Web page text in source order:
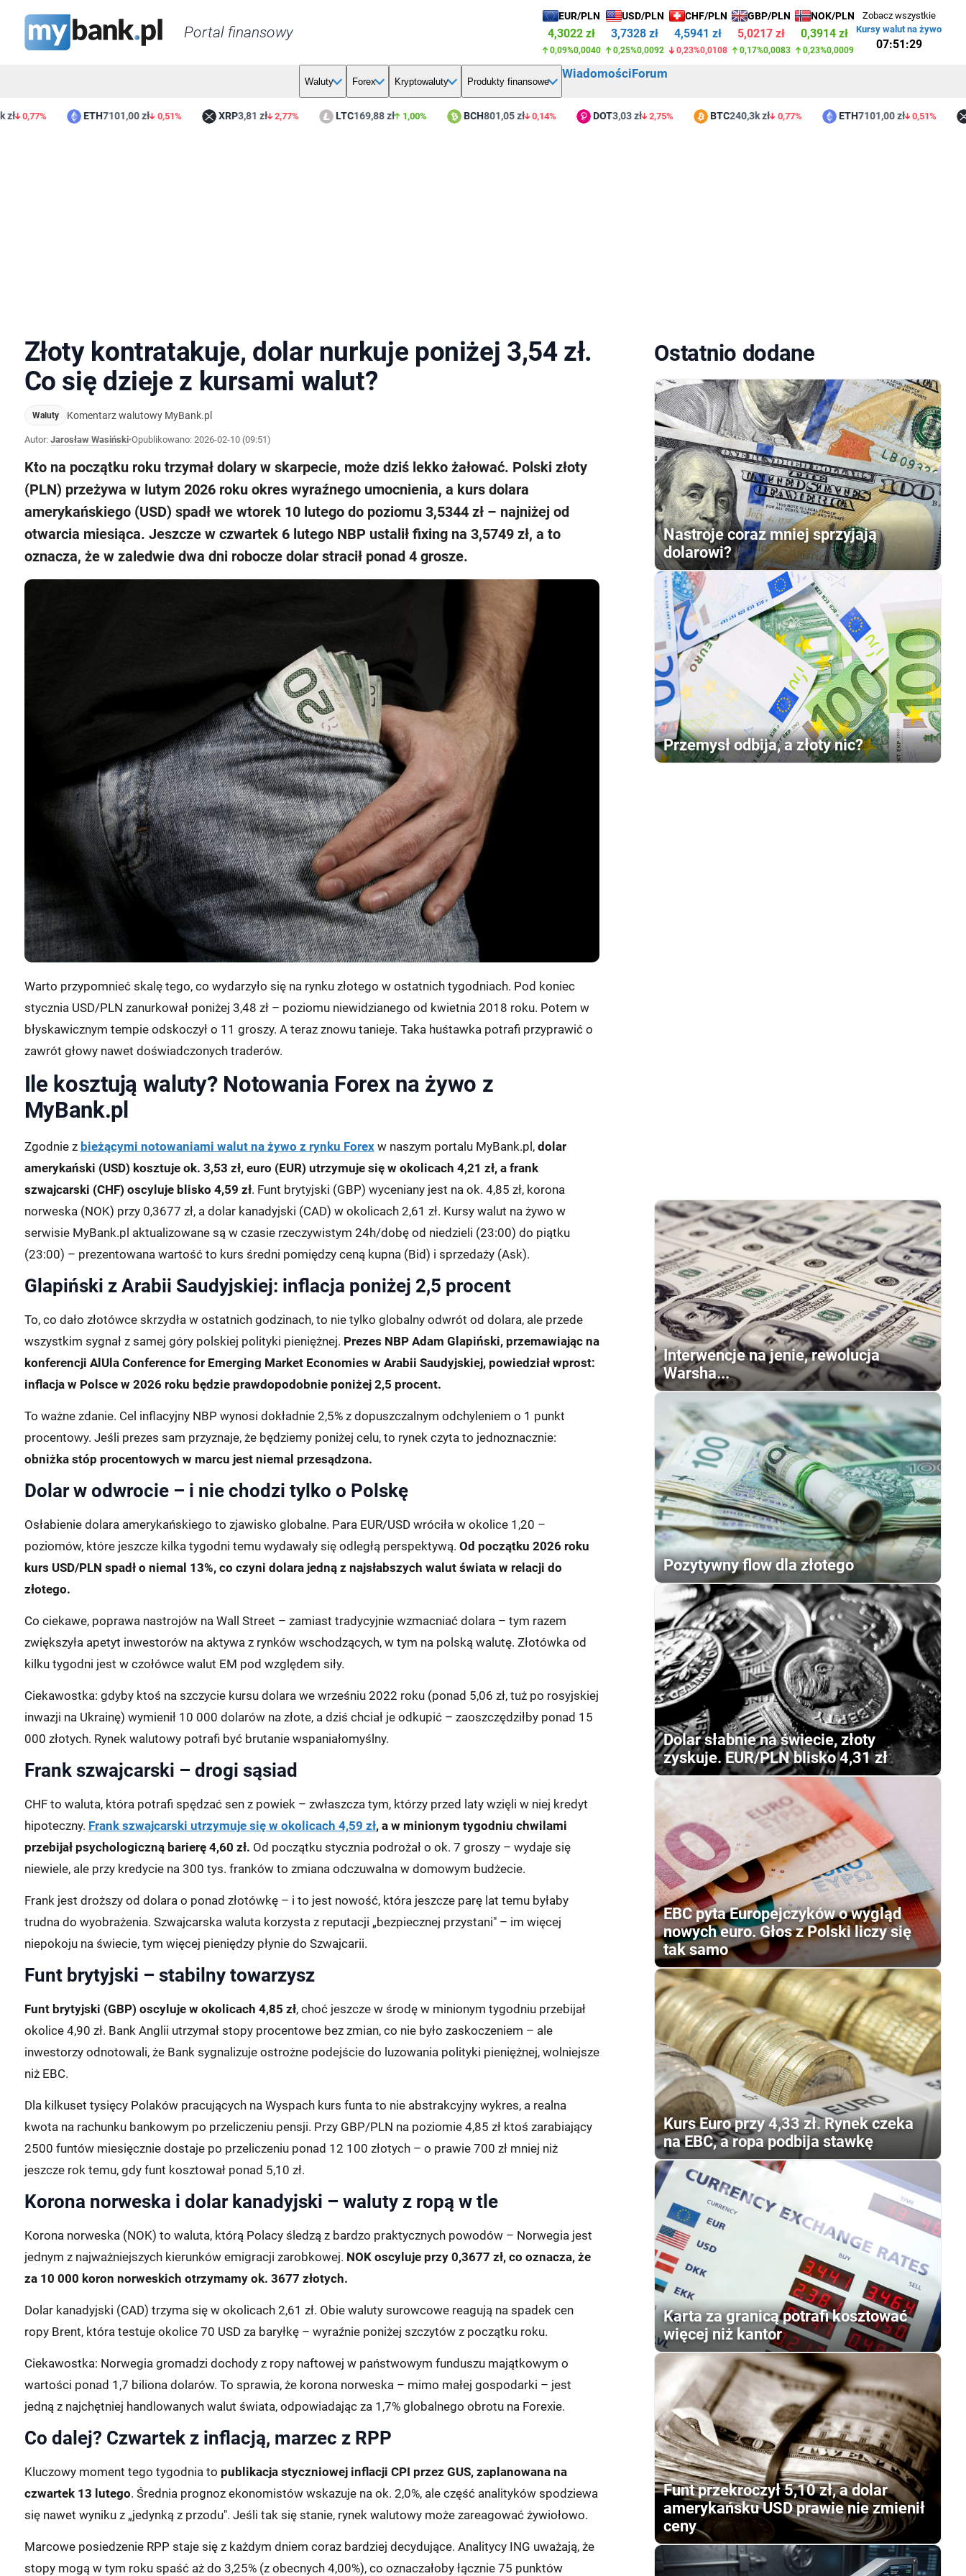
Portal finansowy
EUR/PLN
4,3022 zł
0,09%0,0040
USD/PLN
3,7328 zł
0,25%0,0092
CHF/PLN
4,5941 zł
0,23%0,0108
GBP/PLN
5,0217 zł
0,17%0,0083
NOK/PLN
0,3914 zł
0,23%0,0009
Zobacz wszystkie
Kursy walut na żywo
07:51:29
Waluty Forex Kryptowaluty Produkty finansowe
WiadomościForum
0,77% ETH 7101,00 zł 0,51% XRP3,81 zł 2,77% LTC 169,88 zł 1,00% BCH 801,05 zł 0,14% DOT3,03 zł 2,75% BTC240,3k zł 0,77% ETH 7101,00 zł 0,51%
Złoty kontratakuje, dolar nurkuje poniżej 3,54 zł.
Co się dzieje z kursami walut?
Waluty Komentarz walutowy MyBank.pl
Autor: Jarosław Wasiński•Opublikowano: 2026-02-10 (09:51)
Kto na początku roku trzymał dolary w skarpecie, może dziś lekko żałować. Polski złoty
(PLN) przeżywa w lutym 2026 roku okres wyraźnego umocnienia, a kurs dolara
amerykańskiego (USD) spadł we wtorek 10 lutego do poziomu 3,5344 zł – najniżej od
otwarcia miesiąca. Jeszcze w czwartek 6 lutego NBP ustalił fixing na 3,5749 zł, a to
oznacza, że w zaledwie dwa dni robocze dolar stracił ponad 4 grosze.
Warto przypomnieć skalę tego, co wydarzyło się na rynku złotego w ostatnich tygodniach. Pod koniec
stycznia USD/PLN zanurkował poniżej 3,48 zł – poziomu niewidzianego od kwietnia 2018 roku. Potem w
błyskawicznym tempie odskoczył o 11 groszy. A teraz znowu tanieje. Taka huśtawka potrafi przyprawić o
zawrót głowy nawet doświadczonych traderów.
Ile kosztują waluty? Notowania Forex na żywo z
MyBank.pl
Zgodnie z bieżącymi notowaniami walut na żywo z rynku Forexw naszym portalu MyBank.pl, dolar
amerykański (USD) kosztuje ok. 3,53 zł, euro (EUR) utrzymuje się w okolicach 4,21 zł, a frank
szwajcarski (CHF) oscyluje blisko 4,59 zł. Funt brytyjski (GBP) wyceniany jest na ok. 4,85 zł, korona
norweska (NOK) przy 0,3677 zł, a dolar kanadyjski (CAD) w okolicach 2,61 zł. Kursy walut na żywo w
serwisie MyBank.pl aktualizowane są w czasie rzeczywistym 24h/dobę od niedzieli (23:00) do piątku
(23:00) – prezentowana wartość to kurs średni pomiędzy ceną kupna (Bid) i sprzedaży (Ask).
Glapiński z Arabii Saudyjskiej: inflacja poniżej 2,5 procent
To, co dało złotówce skrzydła w ostatnich godzinach, to nie tylko globalny odwrót od dolara, ale przede
wszystkim sygnał z samej góry polskiej polityki pieniężnej. Prezes NBP Adam Glapiński, przemawiając na
konferencji AlUla Conference for Emerging Market Economies w Arabii Saudyjskiej, powiedział wprost:
inflacja w Polsce w 2026 roku będzie prawdopodobnie poniżej 2,5 procent.
To ważne zdanie. Cel inflacyjny NBP wynosi dokładnie 2,5% z dopuszczalnym odchyleniem o 1 punkt
procentowy. Jeśli prezes sam przyznaje, że będziemy poniżej celu, to rynek czyta to jednoznacznie:
obniżka stóp procentowych w marcu jest niemal przesądzona.
Dolar w odwrocie – i nie chodzi tylko o Polskę
Osłabienie dolara amerykańskiego to zjawisko globalne. Para EUR/USD wróciła w okolice 1,20 –
poziomów, które jeszcze kilka tygodni temu wydawały się odległą perspektywą. Od początku 2026 roku
kurs USD/PLN spadł o niemal 13%, co czyni dolara jedną z najsłabszych walut świata w relacji do
złotego.
Co ciekawe, poprawa nastrojów na Wall Street – zamiast tradycyjnie wzmacniać dolara – tym razem
zwiększyła apetyt inwestorów na aktywa z rynków wschodzących, w tym na polską walutę. Złotówka od
kilku tygodni jest w czołówce walut EM pod względem siły.
Ciekawostka: gdyby ktoś na szczycie kursu dolara we wrześniu 2022 roku (ponad 5,06 zł, tuż po rosyjskiej
inwazji na Ukrainę) wymienił 10 000 dolarów na złote, a dziś chciał je odkupić – zaoszczędziłby ponad 15
000 złotych. Rynek walutowy potrafi być brutanie wspaniałomyślny.
Frank szwajcarski – drogi sąsiad
CHF to waluta, która potrafi spędzać sen z powiek – zwłaszcza tym, którzy przed laty wzięli w niej kredyt
hipoteczny. Frank szwajcarski utrzymuje się w okolicach 4,59 zł, a w minionym tygodniu chwilami
przebijał psychologiczną barierę 4,60 zł. Od początku stycznia podrożał o ok. 7 groszy – wydaje się
niewiele, ale przy kredycie na 300 tys. franków to zmiana odczuwalna w domowym budżecie.
Frank jest droższy od dolara o ponad złotówkę – i to jest nowość, która jeszcze parę lat temu byłaby
trudna do wyobrażenia. Szwajcarska waluta korzysta z reputacji „bezpiecznej przystani" – im więcej
niepokoju na świecie, tym więcej pieniędzy płynie do Szwajcarii.
Funt brytyjski – stabilny towarzysz
Funt brytyjski (GBP) oscyluje w okolicach 4,85 zł, choć jeszcze w środę w minionym tygodniu przebijał
okolice 4,90 zł. Bank Anglii utrzymał stopy procentowe bez zmian, co nie było zaskoczeniem – ale
inwestorzy odnotowali, że Bank sygnalizuje ostrożne podejście do luzowania polityki pieniężnej, wolniejsze
niż EBC.
Dla kilkuset tysięcy Polaków pracujących na Wyspach kurs funta to nie abstrakcyjny wykres, a realna
kwota na rachunku bankowym po przeliczeniu pensji. Przy GBP/PLN na poziomie 4,85 zł ktoś zarabiający
2500 funtów miesięcznie dostaje po przeliczeniu ponad 12 100 złotych – o prawie 700 zł mniej niż
jeszcze rok temu, gdy funt kosztował ponad 5,10 zł.
Korona norweska i dolar kanadyjski – waluty z ropą w tle
Korona norweska (NOK) to waluta, którą Polacy śledzą z bardzo praktycznych powodów – Norwegia jest
jednym z najważniejszych kierunków emigracji zarobkowej. NOK oscyluje przy 0,3677 zł, co oznacza, że
za 10 000 koron norweskich otrzymamy ok. 3677 złotych.
Dolar kanadyjski (CAD) trzyma się w okolicach 2,61 zł. Obie waluty surowcowe reagują na spadek cen
ropy Brent, która testuje okolice 70 USD za baryłkę – wyraźnie poniżej szczytów z początku roku.
Ciekawostka: Norwegia gromadzi dochody z ropy naftowej w państwowym funduszu majątkowym o
wartości ponad 1,7 biliona dolarów. To sprawia, że korona norweska – mimo małej gospodarki – jest
jedną z najchętniej handlowanych walut świata, odpowiadając za 1,7% globalnego obrotu na Forexie.
Co dalej? Czwartek z inflacją, marzec z RPP
Kluczowy moment tego tygodnia to publikacja styczniowej inflacji CPI przez GUS, zaplanowana na
czwartek 13 lutego. Średnia prognoz ekonomistów wskazuje na ok. 2,0%, ale część analityków spodziewa
się nawet wyniku z „jedynką z przodu". Jeśli tak się stanie, rynek walutowy może zareagować żywiołowo.
Marcowe posiedzenie RPP staje się z każdym dniem coraz bardziej decydujące. Analitycy ING uważają, że
stopy mogą w tym roku spaść aż do 3,25% (z obecnych 4,00%), co oznaczałoby łącznie 75 punktów
Ostatnio dodane
Nastroje coraz mniej sprzyjają
dolarowi?
Przemysł odbija, a złoty nic?
Interwencje na jenie, rewolucja
Warsha...
Pozytywny flow dla złotego
Dolar słabnie na świecie, złoty
zyskuje. EUR/PLN blisko 4,31 zł
EBC pyta Europejczyków o wygląd
nowych euro. Głos z Polski liczy się
tak samo
Kurs Euro przy 4,33 zł. Rynek czeka
na EBC, a ropa podbija stawkę
Karta za granicą potrafi kosztować
więcej niż kantor
Funt przekroczył 5,10 zł, a dolar
amerykańsku USD prawie nie zmienił
ceny